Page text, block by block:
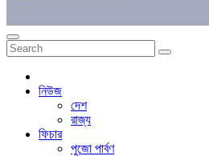
নিউজ
দেশ
রাজ্য
ফিচার
পুজো পার্বণ